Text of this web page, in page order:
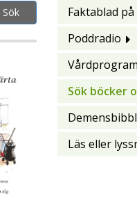
Sök
Faktablad
Poddradio
Vårdprogram
Sök böcker
Läs eller